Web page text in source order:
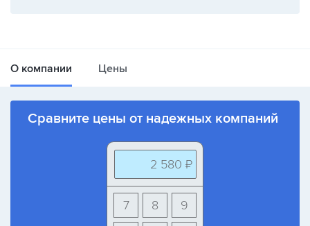
О компании Цены
Сравните цены от надежных компаний
2 580 ₽
9
8
7